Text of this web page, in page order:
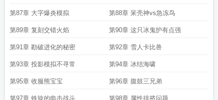
第87章 大字爆炎模拟 第88章 呆壳神vs急冻鸟
第89章 复刻交错火焰 第90章 这只冰鬼护有点强
第91章 勘破进化的秘密 第92章 雪人卡比兽
第93章 投影模拟不寻常 第94章 冰结海啸
第95章 收服熊宝宝 第96章 腹鼓三兄弟
第97章 铁旋的电击战斗 第98章 属性排挤问题